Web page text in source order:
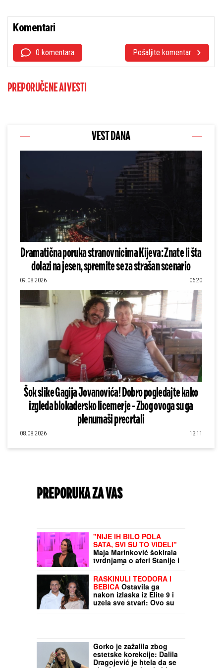
Komentari
0 komentara Pošaljite komentar
PREPORUČENE AI VESTI
VEST DANA
Dramatična poruka stranovnicima Kijeva: Znate li šta
dolazi na jesen, spremite se za strašan scenario
09.08.2026 06:20
Šok slike Gagija Jovanovića! Dobro pogledajte kako
izgleda blokadersko licemerje - Zbog ovoga su ga
plenumaši precrtali
08.08.2026 13:11
PREPORUKA ZA VAS
"NIJE IH BILO POLA
SATA, SVI SU TO VIDELI"
Maja Marinković šokirala